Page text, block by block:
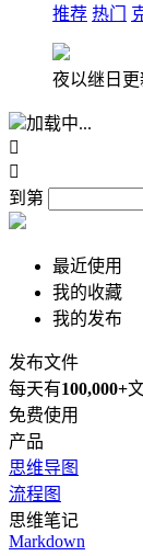
推荐 热门
夜以继日
加载中...


到第
最近使用
我的收藏
我的发布
发布文件
每天有100,000+
免费使用
产品
思维导图
流程图
思维笔记
Markdown